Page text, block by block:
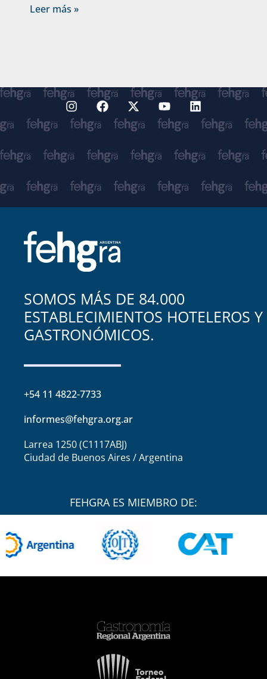
Leer más »
SOMOS MÁS DE 84.000
ESTABLECIMIENTOS HOTELEROS Y
GASTRONÓMICOS.
+54 11 4822-7733
informes@fehgra.org.ar
Larrea 1250 (C1117ABJ)
Ciudad de Buenos Aires / Argentina
FEHGRA ES MIEMBRO DE: